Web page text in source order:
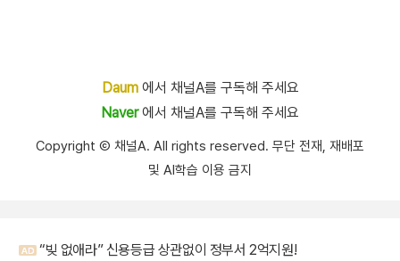
Daum에서 채널A를 구독해 주세요
Naver에서 채널A를 구독해 주세요
Copyright Ⓒ 채널A. All rights reserved. 무단 전재, 재배포
및 AI학습 이용 금지